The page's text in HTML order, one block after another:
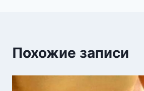
Похожие записи